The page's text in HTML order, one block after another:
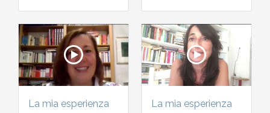
La mia esperienza
La mia esperienza